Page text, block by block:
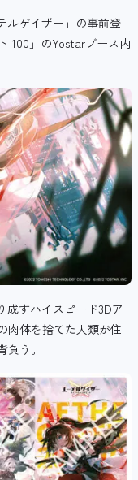
ルゲイザー」の事前登
100」のYostarブース内
成すハイスピード3Dア
肉体を捨てた人類が住
う。